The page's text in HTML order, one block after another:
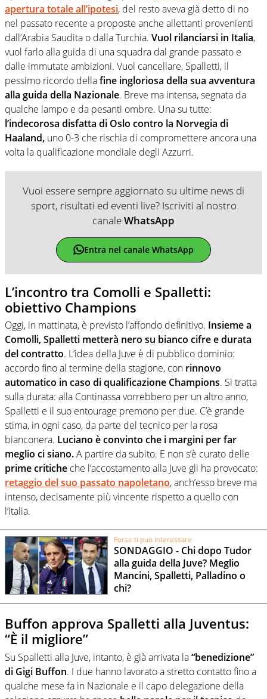
apertura totale all’ipotesi, del resto aveva già detto di no
nel passato recente a proposte anche allettanti provenienti
dall’Arabia Saudita o dalla Turchia. Vuol rilanciarsi in Italia,
vuol farlo alla guida di una squadra dal grande passato e
dalle immutate ambizioni. Vuol cancellare, Spalletti, il
pessimo ricordo dellafine ingloriosa della sua avventura
alla guida della Nazionale. Breve ma intensa, segnata da
qualche lampo e da pesanti ombre. Una su tutte:
l’indecorosa disfatta di Oslo contro la Norvegia di
Haaland, uno 0-3 che rischia di compromettere ancora una
volta la qualificazione mondiale degli Azzurri.
Vuoi essere sempre aggiornato su ultime news di
sport, risultati ed eventi live? Iscriviti al nostro
canaleWhatsApp
Entra nel canale WhatsApp
L’incontro tra Comolli e Spalletti:
obiettivo Champions
Oggi, in mattinata, è previsto l’affondo definitivo. Insieme a
Comolli, Spalletti metterà nero su bianco cifre e durata
del contratto. L’idea della Juve è di pubblico dominio:
accordo fino al termine della stagione, con rinnovo
automatico in caso di qualificazione Champions. Si tratta
sulla durata: alla Continassa vorrebbero per un altro anno,
Spalletti e il suo entourage premono per due. C’è grande
stima, in ogni caso, da parte del tecnico per la rosa
bianconera. Luciano è convinto che i margini per far
meglio ci siano.A partire da subito. E non s’è curato delle
prime critiche che l’accostamento alla Juve gli ha provocato:
retaggio del suo passato napoletano, anch’esso breve ma
intenso, decisamente più vincente rispetto a quello con
l’Italia.
Forse ti può interessare
SONDAGGIO - Chi dopo Tudor
alla guida della Juve? Meglio
Mancini, Spalletti, Palladino o
chi?
Buffon approva Spalletti alla Juventus:
“È il migliore”
Su Spalletti alla Juve, intanto, è già arrivata la“benedizione”
di Gigi Buffon. I due hanno lavorato a stretto contatto fino a
qualche mese fa in Nazionale e il capo delegazione della